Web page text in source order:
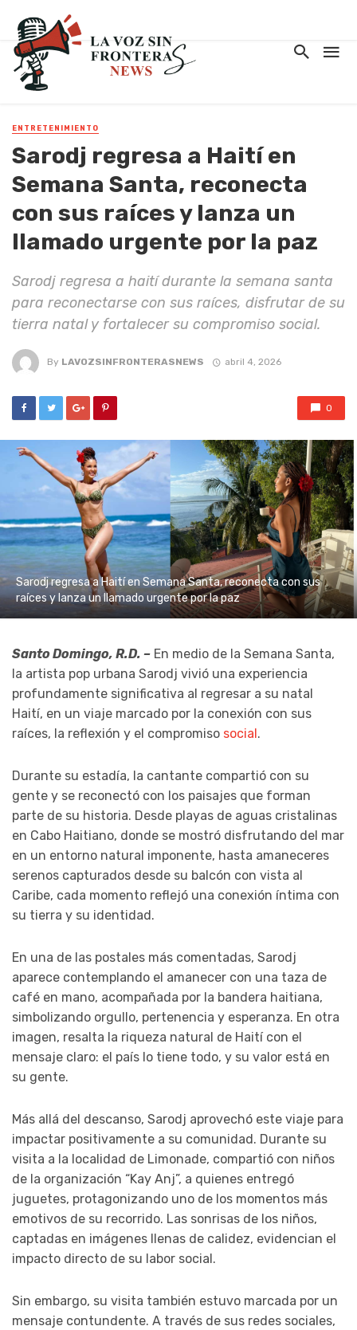
ENTRETENIMIENTO
Sarodj regresa a Haití en
Semana Santa, reconecta
con sus raíces y lanza un
llamado urgente por la paz
Sarodj regresa a haití durante la semana santa
para reconectarse con sus raíces, disfrutar de su
tierra natal y fortalecer su compromiso social.
By LAVOZSINFRONTERASNEWS abril 4, 2026
0
Sarodj regresa a Haití en Semana Santa, reconecta con sus
raíces y lanza un llamado urgente por la paz
Santo Domingo, R.D. – En medio de la Semana Santa,
la artista pop urbana Sarodj vivió una experiencia
profundamente significativa al regresar a su natal
Haití, en un viaje marcado por la conexión con sus
raíces, la reflexión y el compromiso social.
Durante su estadía, la cantante compartió con su
gente y se reconectó con los paisajes que forman
parte de su historia. Desde playas de aguas cristalinas
en Cabo Haitiano, donde se mostró disfrutando del mar
en un entorno natural imponente, hasta amaneceres
serenos capturados desde su balcón con vista al
Caribe, cada momento reflejó una conexión íntima con
su tierra y su identidad.
En una de las postales más comentadas, Sarodj
aparece contemplando el amanecer con una taza de
café en mano, acompañada por la bandera haitiana,
simbolizando orgullo, pertenencia y esperanza. En otra
imagen, resalta la riqueza natural de Haití con el
mensaje claro: el país lo tiene todo, y su valor está en
su gente.
Más allá del descanso, Sarodj aprovechó este viaje para
impactar positivamente a su comunidad. Durante su
visita a la localidad de Limonade, compartió con niños
de la organización “Kay Anj”, a quienes entregó
juguetes, protagonizando uno de los momentos más
emotivos de su recorrido. Las sonrisas de los niños,
captadas en imágenes llenas de calidez, evidencian el
impacto directo de su labor social.
Sin embargo, su visita también estuvo marcada por un
mensaje contundente. A través de sus redes sociales,